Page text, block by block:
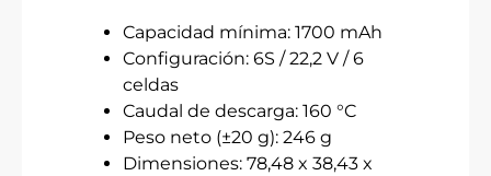
Capacidad mínima: 1700 mAh
Configuración: 6S / 22,2 V / 6
celdas
Caudal de descarga: 160 °C
Peso neto (±20 g): 246 g
Dimensiones: 78,48 x 38,43 x